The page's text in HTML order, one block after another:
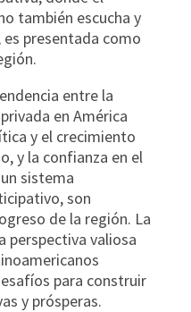
también escucha y
presentada como
entre la
en América
y el crecimiento
y la confianza en el
sistema
son
de la región. La
perspectiva valiosa
para construir
y prósperas.